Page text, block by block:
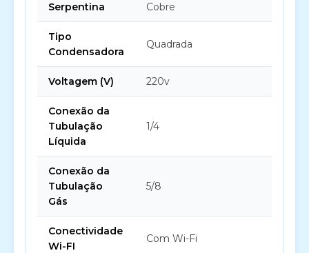
Serpentina Cobre
Tipo
Condensadora
Quadrada
Voltagem (V) 220v
Conexão da
Tubulação
Líquida
1/4
Conexão da
Tubulação
Gás
5/8
Conectividade
Wi-FI
Com Wi-Fi